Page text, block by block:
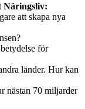
Näringsliv:
att skapa nya
för
länder. Hur kan
nästan 70 miljarder